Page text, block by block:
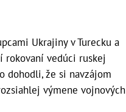
Ukrajiny v Turecku a
rokovaní vedúci ruskej
dohodli, že si navzájom
výmene vojnových